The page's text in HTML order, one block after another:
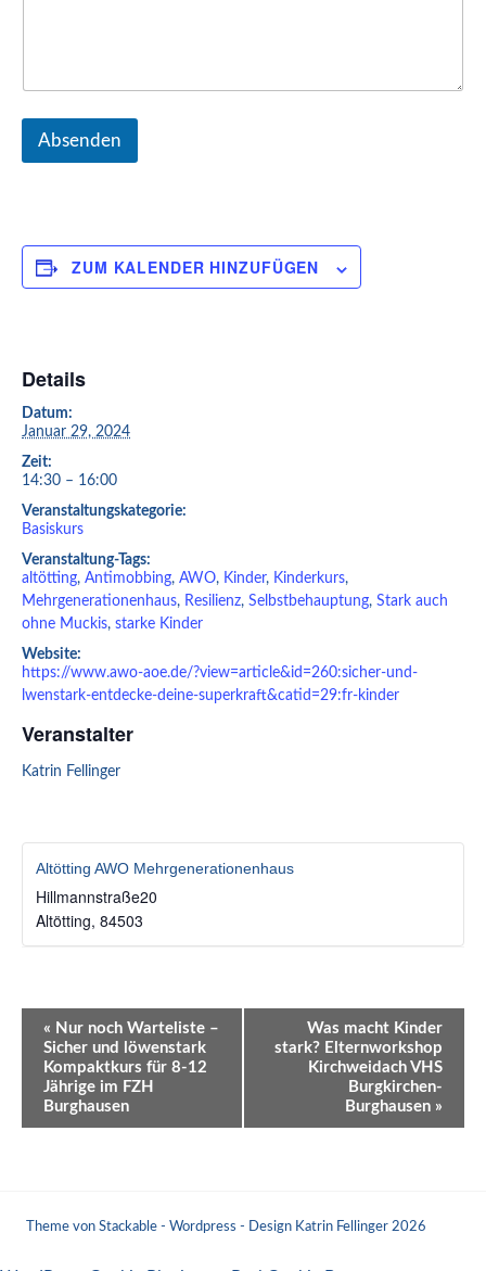
Absenden
ZUM KALENDER HINZUFÜGEN
Details
Datum:
Januar 29, 2024
Zeit:
14:30 – 16:00
Veranstaltungskategorie:
Basiskurs
Veranstaltung-Tags:
altötting, Antimobbing, AWO, Kinder, Kinderkurs,
Mehrgenerationenhaus, Resilienz, Selbstbehauptung, Stark auch
ohne Muckis, starke Kinder
Website:
https://www.awo-aoe.de/?view=article&id=260:sicher-und-
lwenstark-entdecke-deine-superkraft&catid=29:fr-kinder
Veranstalter
Katrin Fellinger
Altötting AWO Mehrgenerationenhaus
Hillmannstraße20
Altötting, 84503
Veranstaltung-
Navigation
« Nur noch Warteliste –
Sicher und löwenstark
Kompaktkurs für 8-12
Jährige im FZH
Burghausen
Was macht Kinder
stark? Elternworkshop
Kirchweidach VHS
Burgkirchen-
Burghausen »
Theme von Stackable - Wordpress - Design Katrin Fellinger 2026